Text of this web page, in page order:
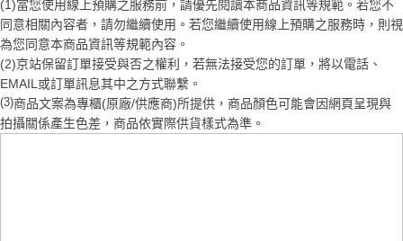
買賣價金債權讓與本公司後，依約使用本公司帳單繳交帳款。
2.基於同意付款使用「大哥付你分期」之契約關係目的，商店將以您的個人
資料（包含姓名、電話或地址）提供予台灣大哥大進項蒐集、處理及利用，
由本公司與您本人進行分期帳單所需資料之確認、核對及更正。
3.完整用戶服務條款，請詳閱以下連結：
購買商品的店家。未經商家同意取消之訂單仍視為有效，需透過AFTEE先享
後付繳納相關費用。
※ 交易是否成功請以「AFTEE先享後付 」之結帳頁面顯示為準，若有關於
是否繳費成功／繳費後需取消欲退款等相關疑問，請聯繫「AFTEE先享後付
客戶支援中心」https://netprotections.freshdesk.com/support/home
【注意事項】
１．透過由恩沛科技股份有限公司提供之「AFTEE先享後付」服務完成之交
易，需依本服務之必要範圍內提供個人資料，並將交易相關給付款項請求債
每筆NT$100，滿NT$1,200(含以上)免運費
京站台北店客服中心(1F星巴克旁) 即日起不提供京站紙袋，取件時
請自備購物袋，若需購買紙袋可現場詢問
免運費
(1)當您使用線上預購之服務前，請優先閱讀本商品資訊等規範。若您不
同意相關內容者，請勿繼續使用。若您繼續使用線上預購之服務時，則視
為您同意本商品資訊等規範內容。
(2)京站保留訂單接受與否之權利，若無法接受您的訂單，將以電話、
EMAIL或訂單訊息其中之方式聯繫。
(3)商品文案為專櫃(原廠/供應商)所提供，商品顏色可能會因網頁呈現與
拍攝關係產生色差，商品依實際供貨樣式為準。